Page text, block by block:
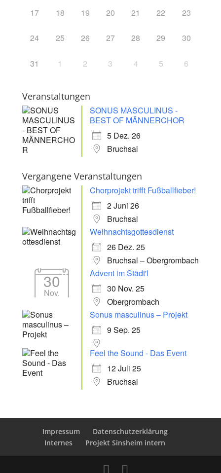
17 18 19 20 21 22 23
24 25 26 27 28 29 30
31 1 2 3 4 5 6
Veranstaltungen
SONUS MASCULINUS -
BEST OF MÄNNERCHOR
5 Dez. 26
Bruchsal
Vergangene Veranstaltungen
Chorprojekt trifft Fußballfieber!
2 Juni 26
Bruchsal
Weihnachtsgottesdienst
26 Dez. 25
Bruchsal – Obergrombach
30
Nov.
Advent im Städt'l
30 Nov. 25
Obergrombach
Sonus masculinus – Projekt
9 Sep. 25
Feel the Sound - Das Event
12 Juli 25
Bruchsal
Impressum
Datenschutzerklärung
Internes
Projekt Sinsheim intern